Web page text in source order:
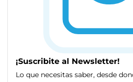
¡Suscribite al Newsletter!
Lo que necesitas saber, desde